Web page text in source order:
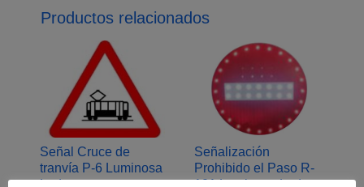
Productos relacionados
Señal Cruce de
tranvía P‐6 Luminosa
Led
Señalización
Prohibido el Paso R‐
101 Luminosa Led